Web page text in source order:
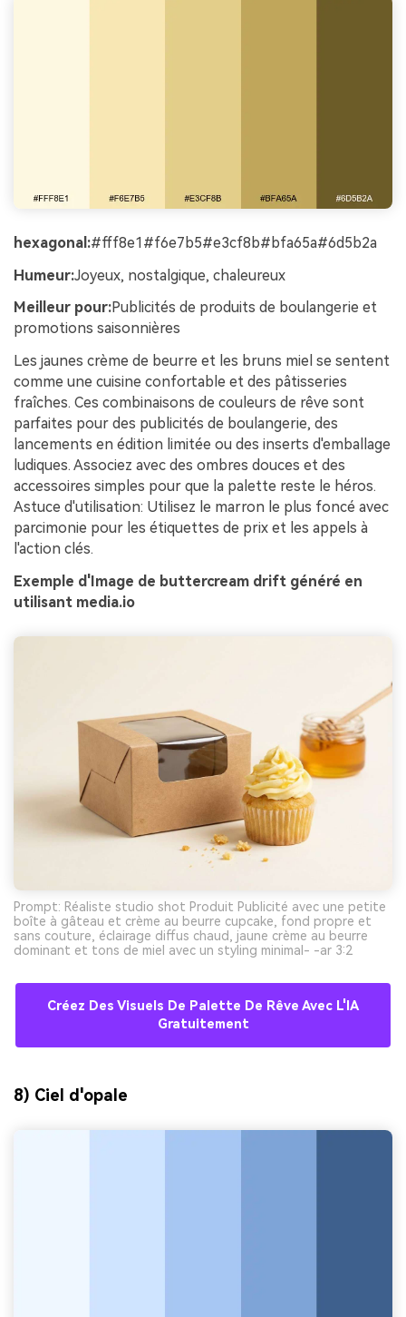
hexagonal:#fff8e1#f6e7b5#e3cf8b#bfa65a#6d5b2a
Humeur:Joyeux, nostalgique, chaleureux
Meilleur pour:Publicités de produits de boulangerie et
promotions saisonnières
Les jaunes crème de beurre et les bruns miel se sentent
comme une cuisine confortable et des pâtisseries
fraîches. Ces combinaisons de couleurs de rêve sont
parfaites pour des publicités de boulangerie, des
lancements en édition limitée ou des inserts d'emballage
ludiques. Associez avec des ombres douces et des
accessoires simples pour que la palette reste le héros.
Astuce d'utilisation: Utilisez le marron le plus foncé avec
parcimonie pour les étiquettes de prix et les appels à
l'action clés.
Exemple d'Image de buttercream drift généré en
utilisant media.io
Prompt: Réaliste studio shot Produit Publicité avec une petite
boîte à gâteau et crème au beurre cupcake, fond propre et
sans couture, éclairage diffus chaud, jaune crème au beurre
dominant et tons de miel avec un styling minimal- -ar 3:2
Créez Des Visuels De Palette De Rêve Avec L'IA
Gratuitement
8) Ciel d'opale